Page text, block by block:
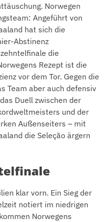
Norwegen
Angeführt von
hat sich die
Abstinenz
die
Rezept ist die
vor dem Tor. Gegen die
Team aber auch defensiv
Duell zwischen der
und der
Außenseiters – mit
die Seleção ärgern
klar vorn. Ein Sieg der
notiert im niedrigen
Norwegens